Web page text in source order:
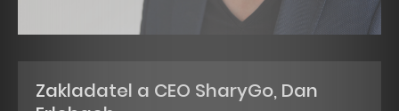
Zakladatel a CEO SharyGo, Dan